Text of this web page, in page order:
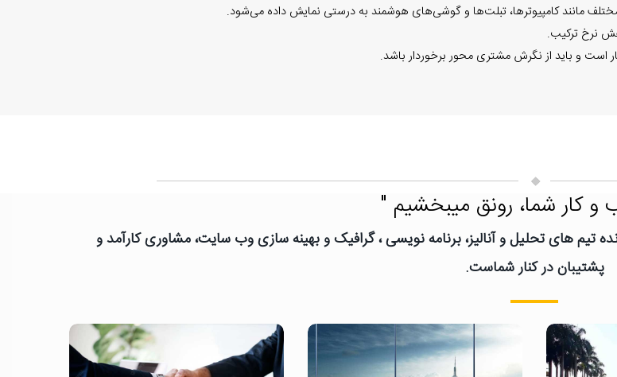
نرخ ترکیب.
و باید از نگرش مشتری محور برخوردار باشد.
کار شما، رونق میبخشیم "
تیم های تحلیل و آنالیز، برنامه نویسی ، گرافیک و بهینه سازی وب سایت، مشاوری کارآمد و
پشتیبان در کنار شماست.